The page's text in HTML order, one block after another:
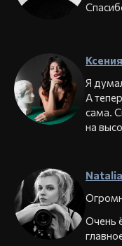
Я
А
сама.
на
Очень